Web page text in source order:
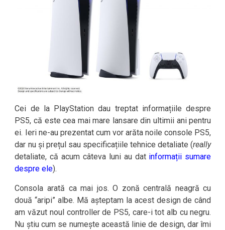
Cei de la PlayStation dau treptat informațiile despre
PS5, că este cea mai mare lansare din ultimii ani pentru
ei. Ieri ne-au prezentat cum vor arăta noile console PS5,
dar nu și prețul sau specificațiile tehnice detaliate (really
detaliate, că acum câteva luni au dat informații sumare
despre ele).
Consola arată ca mai jos. O zonă centrală neagră cu
două “aripi” albe. Mă așteptam la acest design de când
am văzut noul controller de PS5, care-i tot alb cu negru.
Nu știu cum se numește această linie de design, dar îmi